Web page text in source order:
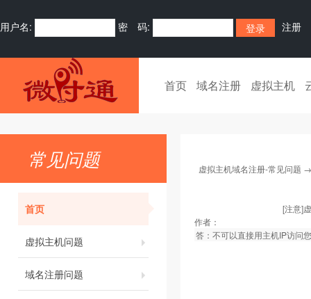
用户名: 密 码: 注册
首页 域名注册 虚拟主机
常见问题
首页
虚拟主机问题
域名注册问题
虚拟主机域名注册-常见问题
[注意]
作者：
答：不可以直接用主机IP访问